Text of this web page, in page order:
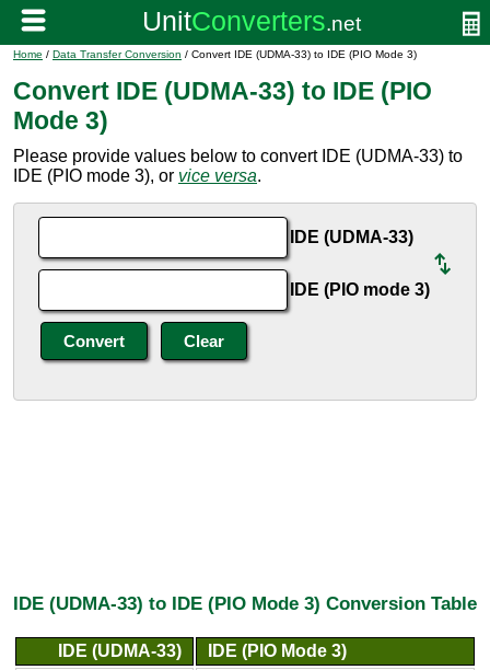
Home / Data Transfer Conversion / Convert IDE (UDMA-33) to IDE (PIO Mode 3)
Convert IDE (UDMA-33) to IDE (PIO
Mode 3)
Please provide values below to convert IDE (UDMA-33) to
IDE (PIO mode 3), or vice versa.
IDE (UDMA-33)
IDE (PIO mode 3)
IDE (UDMA-33) to IDE (PIO Mode 3) Conversion Table
IDE (UDMA-33)
IDE (PIO Mode 3)